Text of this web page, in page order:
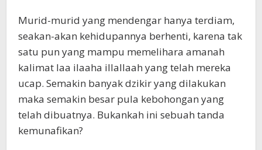
Murid-murid yang mendengar hanya terdiam,
seakan-akan kehidupannya berhenti, karena tak
satu pun yang mampu memelihara amanah
kalimat laa ilaaha illallaah yang telah mereka
ucap. Semakin banyak dzikir yang dilakukan
maka semakin besar pula kebohongan yang
telah dibuatnya. Bukankah ini sebuah tanda
kemunafikan?